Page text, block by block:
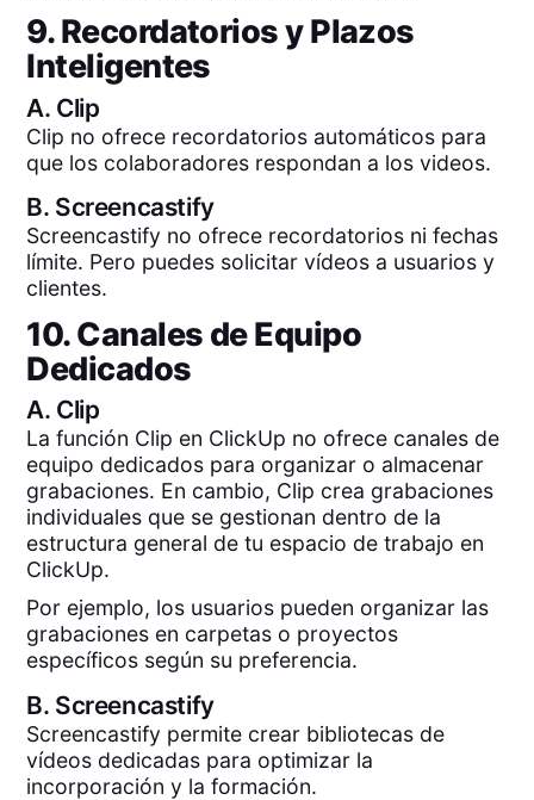
9. Recordatorios y Plazos
Inteligentes
A. Clip
Clip no ofrece recordatorios automáticos para
que los colaboradores respondan a los videos.
B. Screencastify
Screencastify no ofrece recordatorios ni fechas
límite. Pero puedes solicitar vídeos a usuarios y
clientes.
10. Canales de Equipo
Dedicados
A. Clip
La función Clip en ClickUp no ofrece canales de
equipo dedicados para organizar o almacenar
grabaciones. En cambio, Clip crea grabaciones
individuales que se gestionan dentro de la
estructura general de tu espacio de trabajo en
ClickUp.
Por ejemplo, los usuarios pueden organizar las
grabaciones en carpetas o proyectos
específicos según su preferencia.
B. Screencastify
Screencastify permite crear bibliotecas de
vídeos dedicadas para optimizar la
incorporación y la formación.